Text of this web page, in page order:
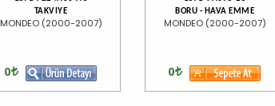
TAKVIYE
MONDEO (2000-2007)
0
BORU - HAVA EMME
MONDEO (2000-2007)
0